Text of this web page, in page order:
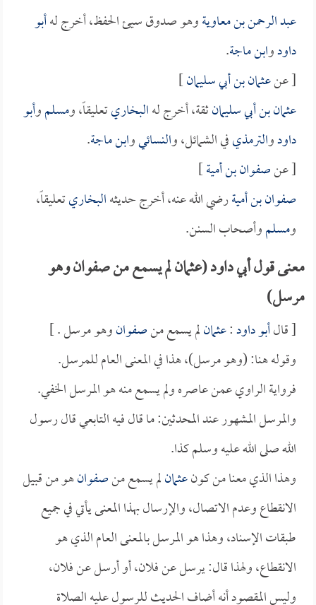
عبد الرحمن بن معاويةوهو صدوق سيئ الحفظ، أخرج لهأبو
داودوابن ماجة.
[ عنعثمان بن أبي سليمان]
عثمان بن أبي سليمانثقة، أخرج لهالبخاريتعليقاً، ومسلموأبو
داودوالترمذيفي الشمائل، والنسائيوابن ماجة.
[ عنصفوان بن أمية]
صفوان بن أميةرضي الله عنه، أخرج حديثهالبخاريتعليقاً،
ومسلموأصحاب السنن.
معنى قول أبي داود (عثمان لم يسمع من صفوان وهو
مرسل)
[ قالأبو داود:عثمانلم يسمع منصفوانوهو مرسل . ]
وقوله هنا: (وهو مرسل)، هذا في المعنى العام للمرسل.
فرواية الراوي عمن عاصره ولم يسمع منه هو المرسل الخفي.
والمرسل المشهور عند المحدثين: ما قال فيه التابعي قال رسول
الله صلى الله عليه وسلم كذا.
وهذا الذي معنا من كونعثمانلم يسمع منصفوانهو من قبيل
الانقطاع وعدم الاتصال، والإرسال بهذا المعنى يأتي في جميع
طبقات الإسناد، وهذا هو المرسل بالمعنى العام الذي هو
الانقطاع، ولهذا قال: يرسل عن فلان، أو أرسل عن فلان،
وليس المقصود أنه أضاف الحديث للرسول عليه الصلاة